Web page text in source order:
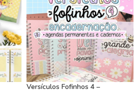
Versículos Fofinhos 4 –